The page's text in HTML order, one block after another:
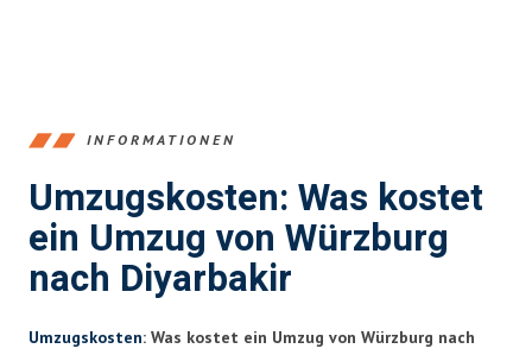
INFORMATIONEN
Umzugskosten: Was kostet
ein Umzug von Würzburg
nach Diyarbakir
Umzugskosten: Was kostet ein Umzug von Würzburg nach